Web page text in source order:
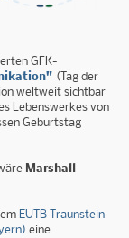
GFK-
(Tag der
weltweit sichtbar
Lebenswerkes von
Geburtstag
Marshall
EUTB Traunstein
eine